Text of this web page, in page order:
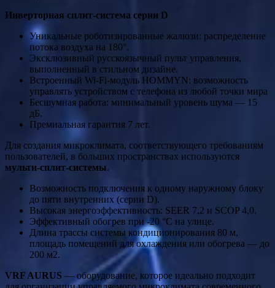
Инверторная сплит-система серии D
Уникальные роботизированные жалюзи: распределение
потока воздуха на 180°.
Эксклюзивный русскоязычный пульт управления,
выполненный в стильном дизайне.
Встроенный Wi-Fi-модуль HOMMYN: возможность
управлять устройством с телефона из любой точки мира
Бесшумная работа: минимальный уровень шума — 15
дБ.
Премиальная гарантия 7 лет.
Для создания микроклимата, соответствующего требованиям
пользователей, в больших пространствах используются
мульти-сплит-системы.
Возможность подключения к одному наружному блоку
до пяти внутренних (серии D).
Высокая энергоэффективность: SEER 7,2 и SCOP 4,0.
Эффективный обогрев при -20 °C на улице.
Длина трассы системы кондиционирования 80 м,
площадь помещений для охлаждения или обогрева — до
200 м2.
VRF AURUS — оборудование, которое идеально подходит